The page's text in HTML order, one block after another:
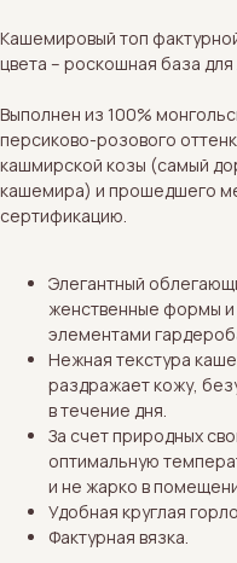
Кашемировый топ
цвета – роскошная база
Выполнен из 100%
персиково-розового
кашмирской козы (самый
кашемира) и прошедшего
сертификацию.
Элегантный
женственные формы
элементами
Нежная текстура
раздражает кожу,
в течение дня.
За счет природных
оптимальную
и не жарко в
Удобная круглая
Фактурная вязка.